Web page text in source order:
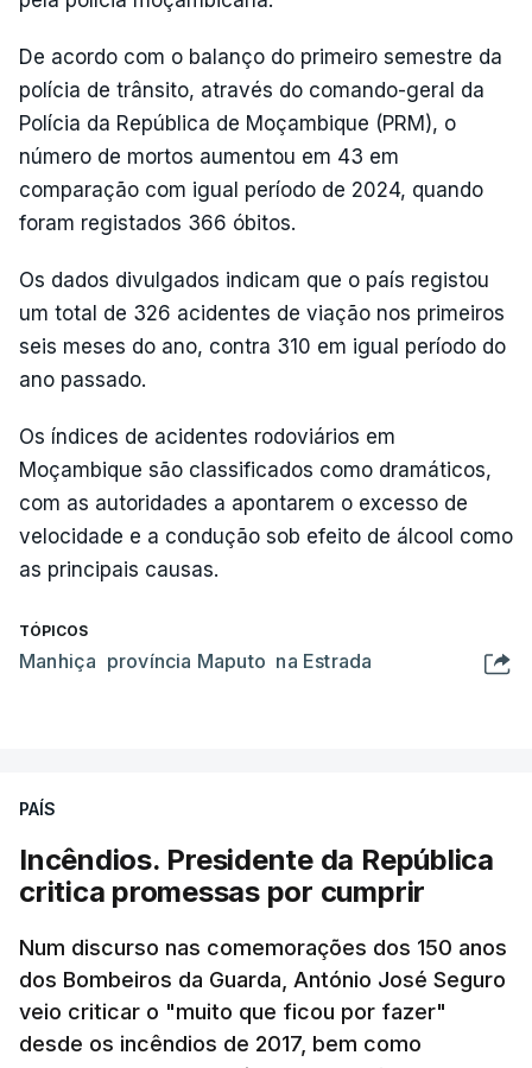
De acordo com o balanço do primeiro semestre da
polícia de trânsito, através do comando-geral da
Polícia da República de Moçambique (PRM), o
número de mortos aumentou em 43 em
comparação com igual período de 2024, quando
foram registados 366 óbitos.
Os dados divulgados indicam que o país registou
um total de 326 acidentes de viação nos primeiros
seis meses do ano, contra 310 em igual período do
ano passado.
Os índices de acidentes rodoviários em
Moçambique são classificados como dramáticos,
com as autoridades a apontarem o excesso de
velocidade e a condução sob efeito de álcool como
as principais causas.
TÓPICOS
Manhiça província Maputo na Estrada
PAÍS
Incêndios. Presidente da República
critica promessas por cumprir
Num discurso nas comemorações dos 150 anos
dos Bombeiros da Guarda, António José Seguro
veio criticar o "muito que ficou por fazer"
desde os incêndios de 2017, bem como